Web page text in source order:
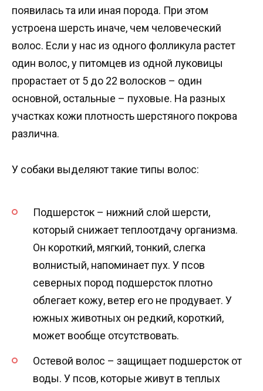
появилась та или иная порода. При этом
устроена шерсть иначе, чем человеческий
волос. Если у нас из одного фолликула растет
один волос, у питомцев из одной луковицы
прорастает от 5 до 22 волосков – один
основной, остальные – пуховые. На разных
участках кожи плотность шерстяного покрова
различна.
У собаки выделяют такие типы волос:
Подшерсток – нижний слой шерсти,
который снижает теплоотдачу организма.
Он короткий, мягкий, тонкий, слегка
волнистый, напоминает пух. У псов
северных пород подшерсток плотно
облегает кожу, ветер его не продувает. У
южных животных он редкий, короткий,
может вообще отсутствовать.
Остевой волос – защищает подшерсток от
воды. У псов, которые живут в теплых